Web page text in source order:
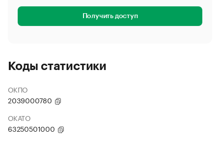
Получить доступ
Коды статистики
ОКПО
2039000780
ОКАТО
63250501000